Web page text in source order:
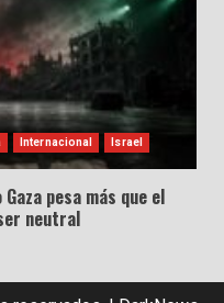
Internacional Israel
pesa más que el
neutral